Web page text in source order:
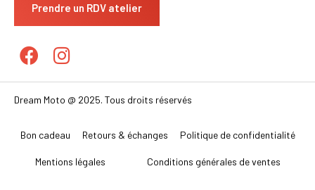
Prendre un RDV atelier
Dream Moto @ 2025. Tous droits réservés
Bon cadeau Retours & échanges Politique de confidentialité
Mentions légales Conditions générales de ventes